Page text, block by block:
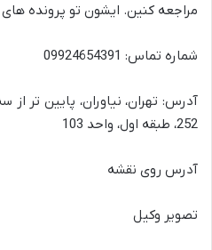
مراجعه کنین. ایشون تو پرونده
شماره تماس: 09924654391
آدرس: تهران، نیاوران، پایین تر از
252، طبقه اول، واحد 103
آدرس روی نقشه
تصویر وکیل